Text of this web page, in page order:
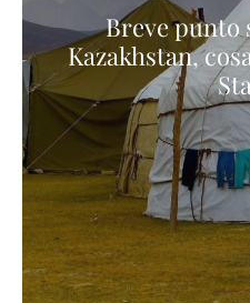
Breve punto
Kazakhstan,